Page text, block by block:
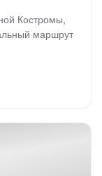
Костромы,
маршрут